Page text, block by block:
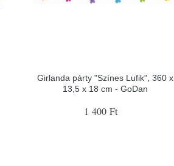
Girlanda párty "Színes Lufik", 360 x
13,5 x 18 cm - GoDan
1 400 Ft